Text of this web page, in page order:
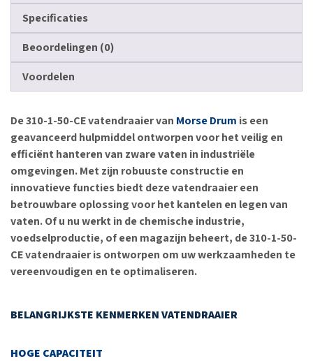
Specificaties
Beoordelingen (0)
Voordelen
De 310-1-50-CE vatendraaier van Morse Drum is een
geavanceerd hulpmiddel ontworpen voor het veilig en
efficiënt hanteren van zware vaten in industriële
omgevingen. Met zijn robuuste constructie en
innovatieve functies biedt deze vatendraaier een
betrouwbare oplossing voor het kantelen en legen van
vaten. Of u nu werkt in de chemische industrie,
voedselproductie, of een magazijn beheert, de 310-1-50-
CE vatendraaier is ontworpen om uw werkzaamheden te
vereenvoudigen en te optimaliseren.
BELANGRIJKSTE KENMERKEN VATENDRAAIER
HOGE CAPACITEIT